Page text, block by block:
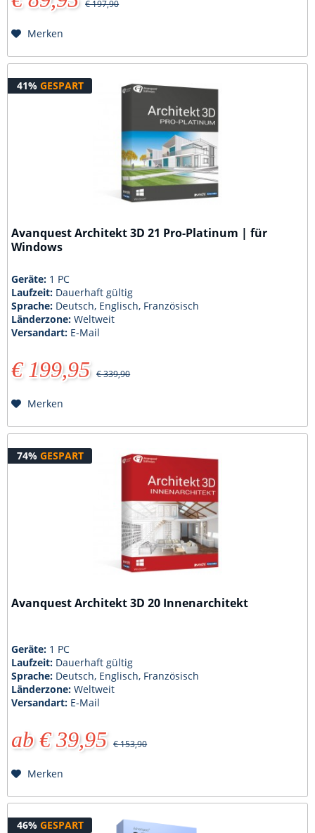
€ 197,90
Merken
41% GESPART
Avanquest Architekt 3D 21 Pro-Platinum | für
Windows
Geräte: 1 PC
Laufzeit: Dauerhaft gültig
Sprache: Deutsch, Englisch, Französisch
Länderzone:Weltweit
Versandart: E-Mail
€ 199,95 € 339,90
Merken
74% GESPART
Avanquest Architekt 3D 20 Innenarchitekt
Geräte: 1 PC
Laufzeit: Dauerhaft gültig
Sprache: Deutsch, Englisch, Französisch
Länderzone:Weltweit
Versandart: E-Mail
ab € 39,95 € 153,90
Merken
46% GESPART